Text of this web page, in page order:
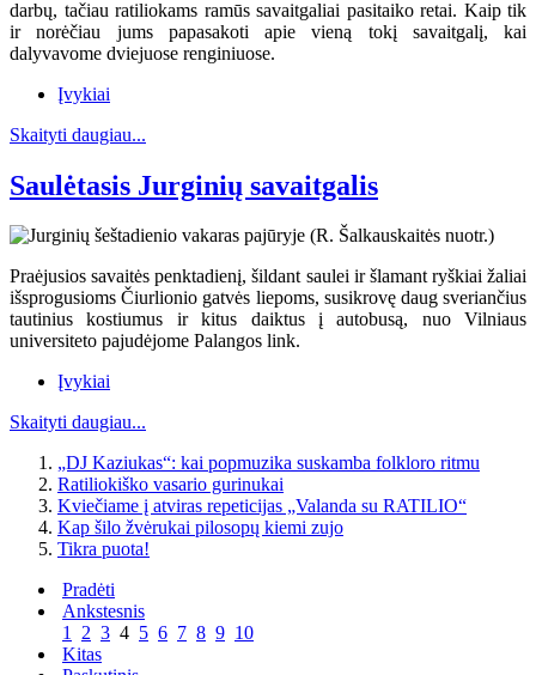
darbų, tačiau ratiliokams ramūs savaitgaliai pasitaiko retai. Kaip tik
ir norėčiau jums papasakoti apie vieną tokį savaitgalį, kai
dalyvavome dviejuose renginiuose.
Įvykiai
Skaityti daugiau...
Saulėtasis Jurginių savaitgalis
Praėjusios savaitės penktadienį, šildant saulei ir šlamant ryškiai žaliai
išsprogusioms Čiurlionio gatvės liepoms, susikrovę daug sveriančius
tautinius kostiumus ir kitus daiktus į autobusą, nuo Vilniaus
universiteto pajudėjome Palangos link.
Įvykiai
Skaityti daugiau...
„DJ Kaziukas“: kai popmuzika suskamba folkloro ritmu
Ratiliokiško vasario gurinukai
Kviečiame į atviras repeticijas „Valanda su RATILIO“
Kap šilo žvėrukai pilosopų kiemi zujo
Tikra puota!
Pradėti
Ankstesnis
1 2 3 4 5 6 7 8 9 10
Kitas